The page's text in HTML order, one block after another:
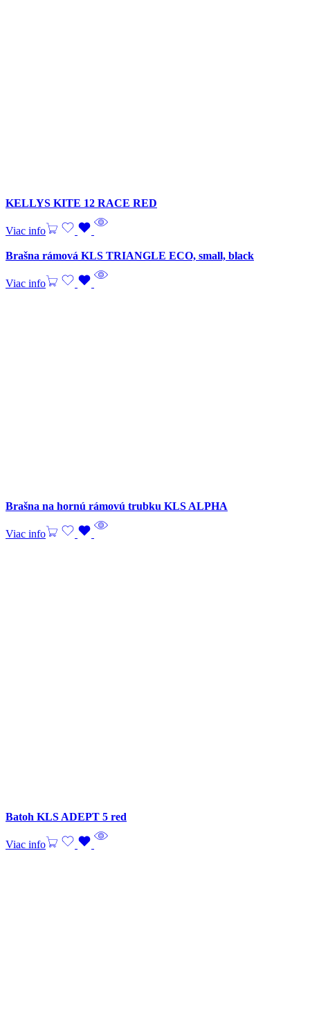
KELLYS KITE 12 RACE RED
Viac info
Brašna rámová KLS TRIANGLE ECO, small, black
Viac info
Brašna na hornú rámovú trubku KLS ALPHA
Viac info
Batoh KLS ADEPT 5 red
Viac info